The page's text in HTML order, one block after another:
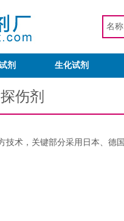
剂 生化试剂
伤剂
技术，关键部分采用日本、